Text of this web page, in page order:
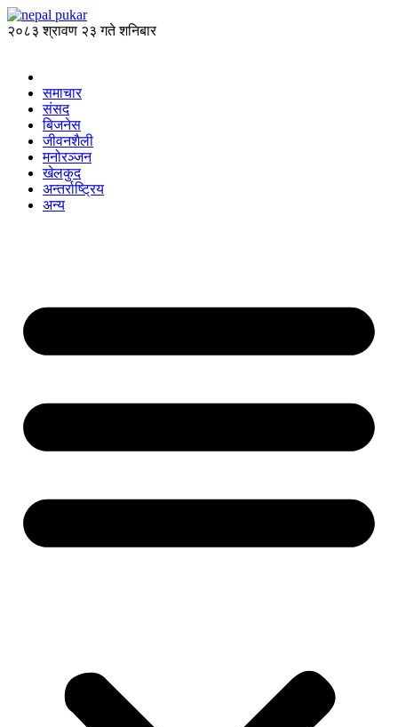
२०८३ श्रावण २३ गते शनिबार
समाचार
संसद
बिजनेस
जीवनशैली
मनोरञ्जन
खेलकुद
अन्तर्राष्ट्रिय
अन्य